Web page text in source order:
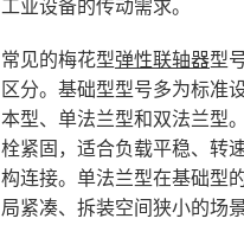
工业设备的传动需求。
常见的梅花型弹性联轴器型
区分。基础型型号多为标准
本型、单法兰型和双法兰型
栓紧固，适合负载平稳、转
构连接。单法兰型在基础型
局紧凑、拆装空间狭小的场